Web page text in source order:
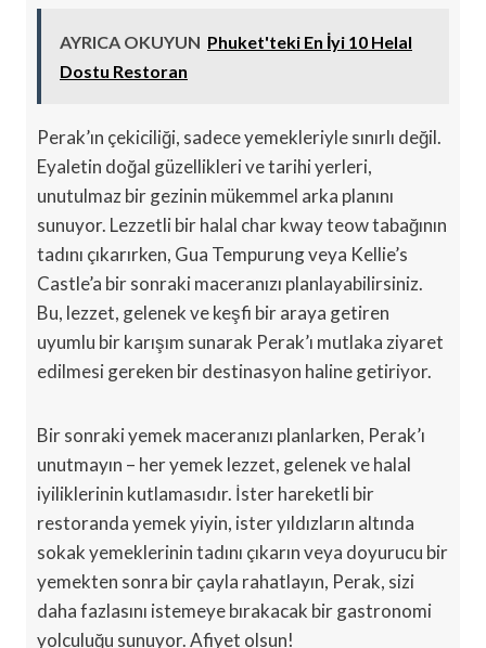
AYRICA OKUYUN Phuket'teki En İyi 10 Helal
Dostu Restoran
Perak’ın çekiciliği, sadece yemekleriyle sınırlı değil.
Eyaletin doğal güzellikleri ve tarihi yerleri,
unutulmaz bir gezinin mükemmel arka planını
sunuyor. Lezzetli bir halal char kway teow tabağının
tadını çıkarırken, Gua Tempurung veya Kellie’s
Castle’a bir sonraki maceranızı planlayabilirsiniz.
Bu, lezzet, gelenek ve keşfi bir araya getiren
uyumlu bir karışım sunarak Perak’ı mutlaka ziyaret
edilmesi gereken bir destinasyon haline getiriyor.
Bir sonraki yemek maceranızı planlarken, Perak’ı
unutmayın – her yemek lezzet, gelenek ve halal
iyiliklerinin kutlamasıdır. İster hareketli bir
restoranda yemek yiyin, ister yıldızların altında
sokak yemeklerinin tadını çıkarın veya doyurucu bir
yemekten sonra bir çayla rahatlayın, Perak, sizi
daha fazlasını istemeye bırakacak bir gastronomi
yolculuğu sunuyor. Afiyet olsun!